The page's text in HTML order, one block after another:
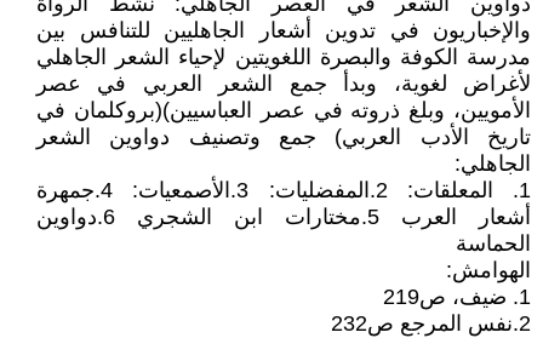
والإخباريون في تدوين أشعار الجاهليين للتنافس بين
مدرسة الكوفة والبصرة اللغويتين لإحياء الشعر الجاهلي
لأغراض لغوية، وبدأ جمع الشعر العربي في عصر
الأمويين، وبلغ ذروته في عصر العباسيين)(بروكلمان في
تاريخ الأدب العربي) جمع وتصنيف دواوين الشعر
الجاهلي:
1. المعلقات: 2.المفضليات: 3.الأصمعيات: 4.جمهرة
أشعار العرب 5.مختارات ابن الشجري 6.دواوين
الحماسة
الهوامش:
1. ضيف، ص219
2.نفس المرجع ص232